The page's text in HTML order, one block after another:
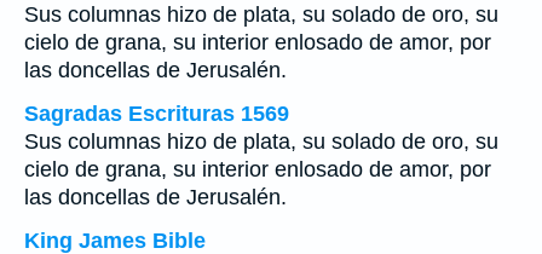
Sus columnas hizo de plata, su solado de oro, su
cielo de grana, su interior enlosado de amor, por
las doncellas de Jerusalén.
Sagradas Escrituras 1569
Sus columnas hizo de plata, su solado de oro, su
cielo de grana, su interior enlosado de amor, por
las doncellas de Jerusalén.
King James Bible